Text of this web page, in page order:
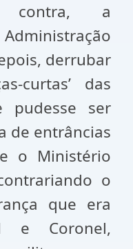
contra, a
derrubar
curtas’ das
pudesse ser
de entrâncias
o Ministério
o
que era
e Coronel,